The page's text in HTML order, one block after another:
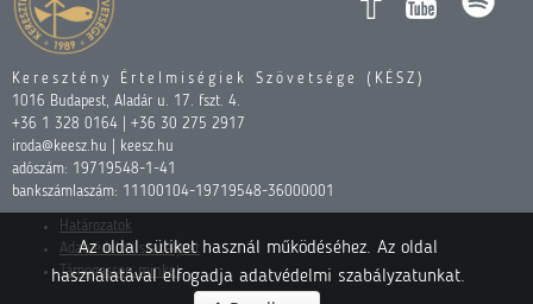
Keresztény Értelmiségiek Szövetsége (KÉSZ)
1016 Budapest, Aladár u. 17. fszt. 4.
+36 1 328 0164 | +36 30 275 2917
iroda@keesz.hu | keesz.hu
adószám: 19719548-1-41
bankszámlaszám: 11100104-19719548-36000001
Határozatok
Adatvédelmi szabályzat
Támogasson minket
Az oldal sütiket használ működéséhez. Az oldal
használatával elfogadja adatvédelmi szabályzatunkat.